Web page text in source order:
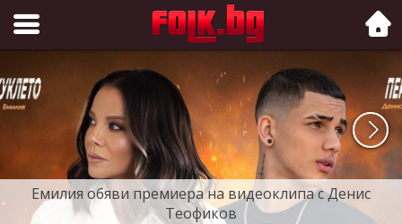
Folk.bg
Емилия обяви премиера на видеоклипа с Денис
Теофиков